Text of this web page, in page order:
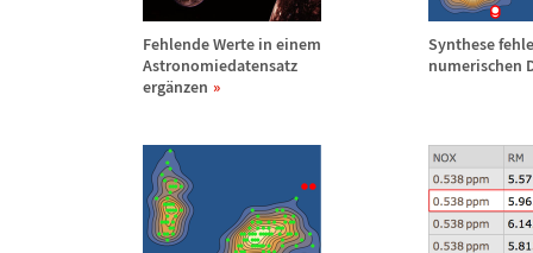
Fehlende Werte in einem
Astronomiedatensatz
ergänzen
Synthese
numerischen